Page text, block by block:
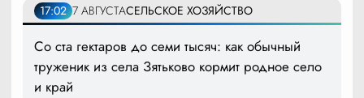
17:02 7 АВГУСТАСЕЛЬСКОЕ ХОЗЯЙСТВО
Со ста гектаров до семи тысяч: как обычный
труженик из села Зятьково кормит родное село
и край